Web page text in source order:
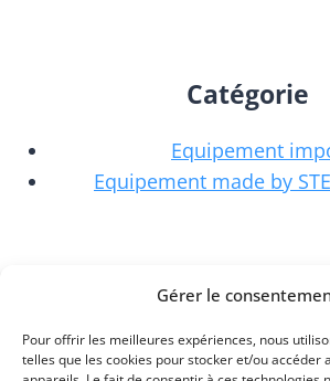
Gérer le
Pour offrir les meilleures expériences, nous
telles que les cookies pour stocker et/ou accéder
Catégorie
Equipement
Equipement made by
Locaux
Service après-
Siège